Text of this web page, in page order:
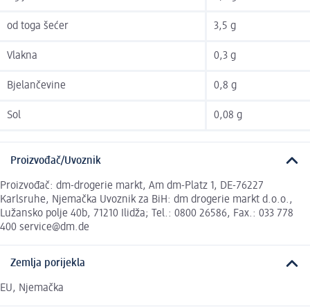
od toga šećer 3,5 g
Vlakna 0,3 g
Bjelančevine 0,8 g
Sol 0,08 g
Proizvođač/Uvoznik
Proizvođač: dm-drogerie markt, Am dm-Platz 1, DE-76227
Karlsruhe, Njemačka Uvoznik za BiH: dm drogerie markt d.o.o.,
Lužansko polje 40b, 71210 Ilidža; Tel.: 0800 26586, Fax.: 033 778
400 service@dm.de
Zemlja porijekla
EU, Njemačka